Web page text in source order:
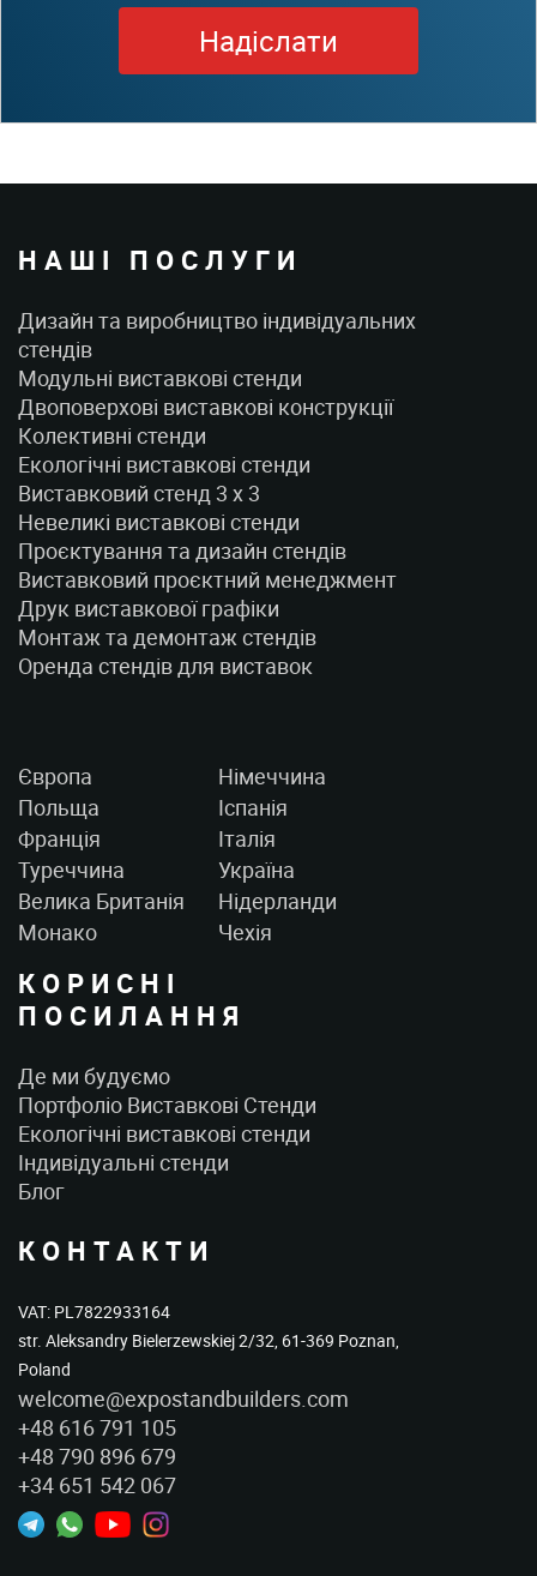
НАШІ ПОСЛУГИ
Дизайн та виробництво індивідуальних
стендів
Модульні виставкові стенди
Двоповерхові виставкові конструкції
Колективні стенди
Екологічні виставкові стенди
Виставковий стенд 3 x 3
Невеликі виставкові стенди
Проєктування та дизайн стендів
Виставковий проєктний менеджмент
Друк виставкової графіки
Монтаж та демонтаж стендів
Оренда стендів для виставок
Європа
Німеччина
Польща
Іспанія
Франція
Італія
Туреччина
Україна
Велика Британія
Нідерланди
Монако
Чехія
КОРИСНІ
ПОСИЛАННЯ
Де ми будуємо
Портфоліо Виставкові Стенди
Екологічні виставкові стенди
Індивідуальні стенди
Блог
КОНТАКТИ
VAT: PL7822933164
str. Aleksandry Bielerzewskiej 2/32, 61-369 Poznan,
Poland
welcome@expostandbuilders.com
+48 616 791 105
+48 790 896 679
+34 651 542 067